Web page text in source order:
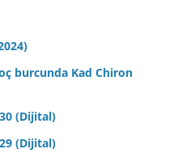
burcunda Kad Chiron
(Dijital)
(Dijital)